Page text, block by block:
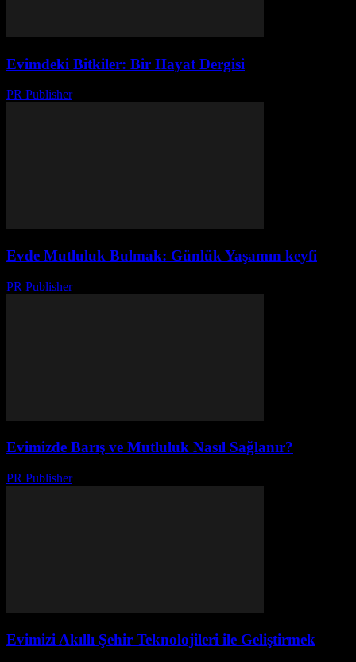
Evimdeki Bitkiler: Bir Hayat Dergisi
PR Publisher-
Evde Mutluluk Bulmak: Günlük Yaşamın keyfi
PR Publisher-
Evimizde Barış ve Mutluluk Nasıl Sağlanır?
PR Publisher-
Evimizi Akıllı Şehir Teknolojileri ile Geliştirmek